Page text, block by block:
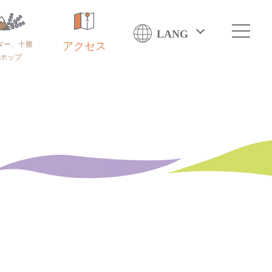
ー、十勝
ップ
アクセス
LANG